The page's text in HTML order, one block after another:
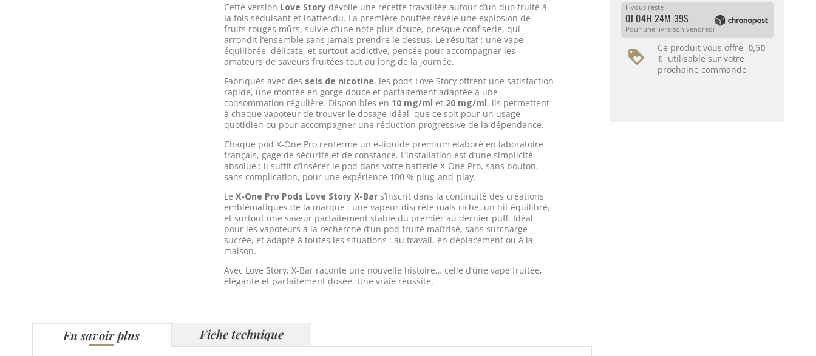
Cette version Love Story dévoile une recette travaillée autour d’un duo fruité à
la fois séduisant et inattendu. La première bouffée révèle une explosion de
fruits rouges mûrs, suivie d’une note plus douce, presque confiserie, qui
arrondit l’ensemble sans jamais prendre le dessus. Le résultat : une vape
équilibrée, délicate, et surtout addictive, pensée pour accompagner les
amateurs de saveurs fruitées tout au long de la journée.
Fabriqués avec des sels de nicotine, les pods Love Story offrent une satisfaction
rapide, une montée en gorge douce et parfaitement adaptée à une
consommation régulière. Disponibles en 10 mg/ml et 20 mg/ml, ils permettent
à chaque vapoteur de trouver le dosage idéal, que ce soit pour un usage
quotidien ou pour accompagner une réduction progressive de la dépendance.
Chaque pod X-One Pro renferme un e-liquide premium élaboré en laboratoire
français, gage de sécurité et de constance. L’installation est d’une simplicité
absolue : il suffit d’insérer le pod dans votre batterie X-One Pro, sans bouton,
sans complication, pour une expérience 100 % plug-and-play.
LeX-One Pro Pods Love Story X-Bar s’inscrit dans la continuité des créations
emblématiques de la marque : une vapeur discrète mais riche, un hit équilibré,
et surtout une saveur parfaitement stable du premier au dernier puff. Idéal
pour les vapoteurs à la recherche d’un pod fruité maîtrisé, sans surcharge
sucrée, et adapté à toutes les situations : au travail, en déplacement ou à la
maison.
Avec Love Story, X-Bar raconte une nouvelle histoire… celle d’une vape fruitée,
élégante et parfaitement dosée. Une vraie réussite.
En savoir plus Fiche technique
Il vous reste
0J 04H 24M 39S
Pour une livraison vendredi
Ce produit vous offre 0,50
€ utilisable sur votre
prochaine commande